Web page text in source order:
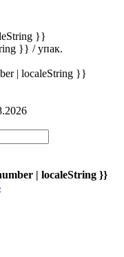
}}
}} / упак.
| localeString }}
| localeString }}